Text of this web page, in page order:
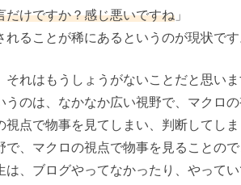
だけですか？感じ悪いですね 」
れることが稀にあるというのが現状です
それはもうしょうがないことだと思いま
うのは、なかなか広い視野で、マクロ
視点で物事を見てしまい、判断してしま
で、マクロの視点で物事を見ることの
は、ブログやってなかったり、やって